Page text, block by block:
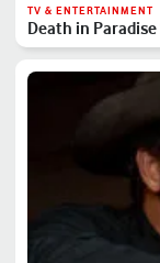
TV & ENTERTAINMENT
Death in